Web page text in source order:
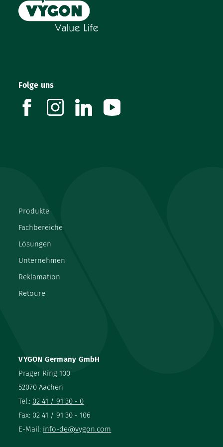
VYGON Germany GmbH
Prager Ring 100
52070 Aachen
Tel.: 02 41 / 91 30 - 0
Fax: 02 41 / 91 30 - 106
E-Mail: info-de@vygon.com
Produkte
Fachbereiche
Lösungen
Unternehmen
Reklamation
Retoure
Folge uns